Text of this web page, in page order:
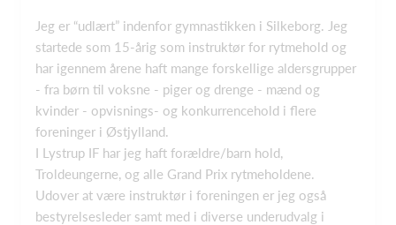
Jeg er “udlært” indenfor gymnastikken i Silkeborg. Jeg
startede som 15-årig som instruktør for rytmehold og
har igennem årene haft mange forskellige aldersgrupper
- fra børn til voksne - piger og drenge - mænd og
kvinder - opvisnings- og konkurrencehold i flere
foreninger i Østjylland.
I Lystrup IF har jeg haft forældre/barn hold,
Troldeungerne, og alle Grand Prix rytmeholdene.
Udover at være instruktør i foreningen er jeg også
bestyrelsesleder samt med i diverse underudvalg i